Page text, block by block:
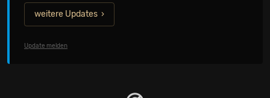
weitere Updates
Update melden